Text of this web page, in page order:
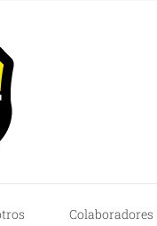
Colaboradores